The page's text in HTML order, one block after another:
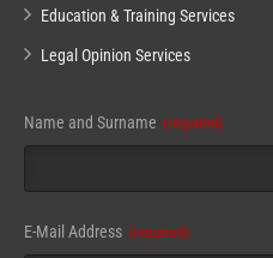
Education & Training Services
Legal Opinion Services
Website
URL (required)
Name and Surname (required)
E-Mail Address (required)